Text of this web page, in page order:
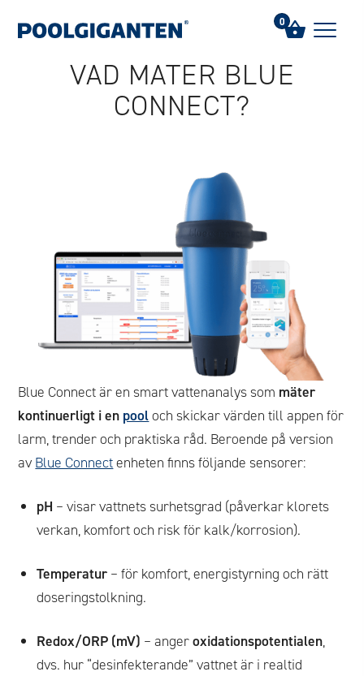
Vad mäter Blue Connect?
VAD MÄTER BLUE
CONNECT?
Blue Connect är en smart vattenanalys som mäter
kontinuerligt i en pooloch skickar värden till appen för
larm, trender och praktiska råd. Beroende på version
av Blue Connectenheten finns följande sensorer:
pH – visar vattnets surhetsgrad (påverkar klorets
verkan, komfort och risk för kalk/korrosion).
Temperatur – för komfort, energistyrning och rätt
doseringstolkning.
Redox/ORP (mV) – angeroxidationspotentialen,
dvs. hur “desinfekterande” vattnet är i realtid
0